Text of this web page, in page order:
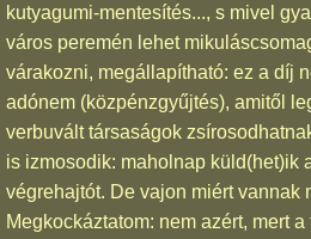
kutyagumi-mentesítés..., s mivel
város peremén lehet
várakozni, megállapítható: ez a díj
adónem (közpénzgyűjtés), amitől
verbuvált társaságok
is izmosodik: maholnap küld(het)ik
végrehajtót. De vajon miért vannak
Megkockáztatom: nem azért, mert